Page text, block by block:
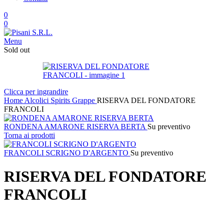
0
0
Menu
Sold out
Clicca per ingrandire
Home Alcolici Spirits Grappe RISERVA DEL FONDATORE
FRANCOLI
RONDENA AMARONE RISERVA BERTA Su preventivo
Torna ai prodotti
FRANCOLI SCRIGNO D'ARGENTO Su preventivo
RISERVA DEL FONDATORE
FRANCOLI